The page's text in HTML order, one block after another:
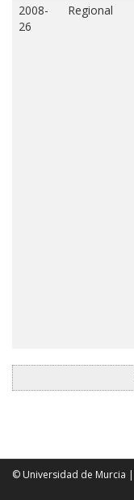
2008-
26
Regional
© Universidad de Murcia |